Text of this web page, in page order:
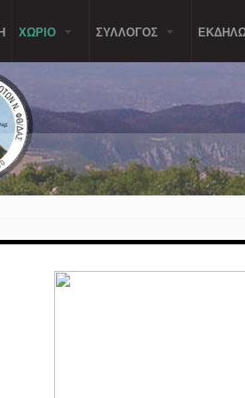
ΧΩΡΙΟ ΣΥΛΛΟΓΟΣ